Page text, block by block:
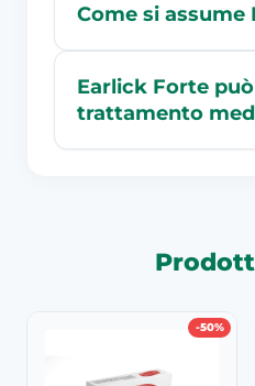
Come si assume
Earlick Forte
trattamento
-50%